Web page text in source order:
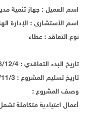
اسم العميل : جهاز تنمية
اسم الأستشارى : الإدارة
نوع التعاقد : عطاء
تاريخ البدء التعاقدي : 2016/12/4
تاريخ تسليم المشروع : 2021/11/3
وصف المشروع :
أعمال اعتيادية متكاملة